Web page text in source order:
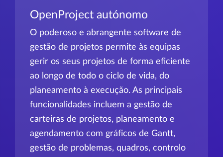
OpenProject autónomo
O poderoso e abrangente software de
gestão de projetos permite às equipas
gerir os seus projetos de forma eficiente
ao longo de todo o ciclo de vida, do
planeamento à execução. As principais
funcionalidades incluem a gestão de
carteiras de projetos, planeamento e
agendamento com gráficos de Gantt,
gestão de problemas, quadros, controlo